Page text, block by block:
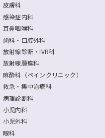
皮膚科
感染症内科
耳鼻咽喉科
歯科・口腔外科
放射線診断・IVR科
放射線腫瘍科
麻酔科（ペインクリニック）
救急・集中治療科
病理診断科
小児内科
小児外科
眼科